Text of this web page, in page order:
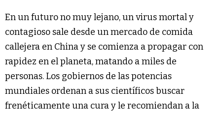
En un futuro no muy lejano, un virus mortal y
contagioso sale desde un mercado de comida
callejera en China y se comienza a propagar con
rapidez en el planeta, matando a miles de
personas. Los gobiernos de las potencias
mundiales ordenan a sus científicos buscar
frenéticamente una cura y le recomiendan a la